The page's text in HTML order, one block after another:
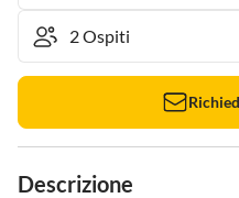
Descrizione